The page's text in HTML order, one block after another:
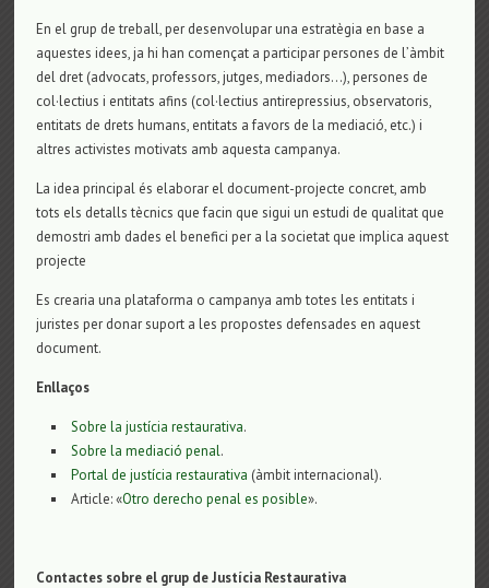
En el grup de treball, per desenvolupar una estratègia en base a
aquestes idees, ja hi han començat a participar persones de l’àmbit
del dret (advocats, professors, jutges, mediadors…), persones de
col·lectius i entitats afins (col·lectius antirepressius, observatoris,
entitats de drets humans, entitats a favors de la mediació, etc.) i
altres activistes motivats amb aquesta campanya.
La idea principal és elaborar el document-projecte concret, amb
tots els detalls tècnics que facin que sigui un estudi de qualitat que
demostri amb dades el benefici per a la societat que implica aquest
projecte
Es crearia una plataforma o campanya amb totes les entitats i
juristes per donar suport a les propostes defensades en aquest
document.
Enllaços
Sobre la justícia restaurativa.
Sobre la mediació penal.
Portal de justícia restaurativa (àmbit internacional).
Article: «Otro derecho penal es posible».
Contactes sobre el grup de Justícia Restaurativa